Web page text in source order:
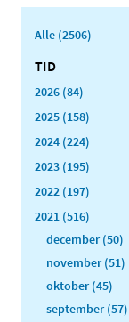
Alle (2506)
TID
2026 (84)
2025 (158)
2024 (224)
2023 (195)
2022 (197)
2021 (516)
december (50)
november (51)
oktober (45)
september (57)